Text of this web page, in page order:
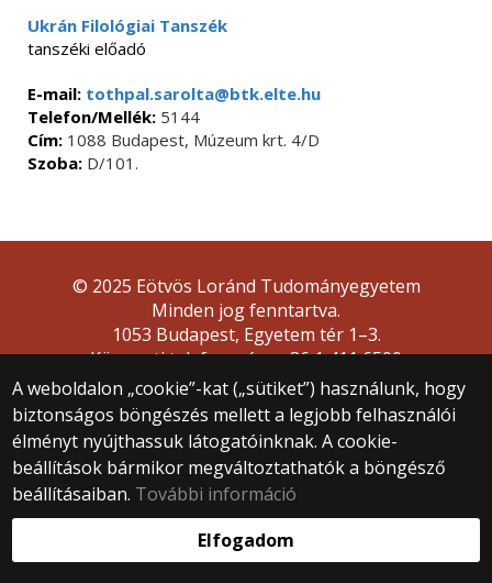
Ukrán Filológiai Tanszék
tanszéki előadó
E-mail: tothpal.sarolta@btk.elte.hu
Telefon/Mellék: 5144
Cím: 1088 Budapest, Múzeum krt. 4/D
Szoba: D/101.
A weboldalon „cookie”-kat („sütiket”) használunk, hogy
biztonságos böngészés mellett a legjobb felhasználói
élményt nyújthassuk látogatóinknak. A cookie-
beállítások bármikor megváltoztathatók a böngésző
beállításaiban. További információ
Elfogadom
© 2025 Eötvös Loránd Tudományegyetem
Minden jog fenntartva.
1053 Budapest, Egyetem tér 1–3.
Központi telefonszám: +36 1 411 6500
Webfejlesztés: